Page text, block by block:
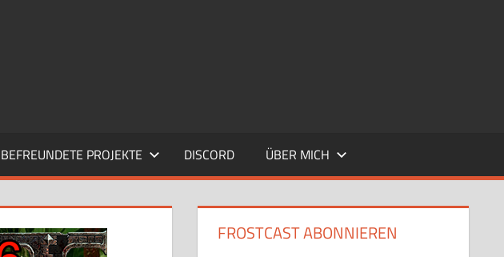
BEFREUNDETE PROJEKTE DISCORD ÜBER MICH
FROSTCAST ABONNIEREN